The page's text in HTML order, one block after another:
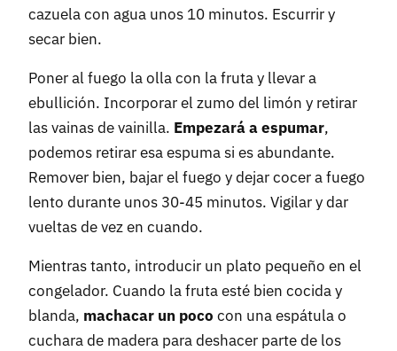
cazuela con agua unos 10 minutos. Escurrir y
secar bien.
Poner al fuego la olla con la fruta y llevar a
ebullición. Incorporar el zumo del limón y retirar
las vainas de vainilla. Empezará a espumar,
podemos retirar esa espuma si es abundante.
Remover bien, bajar el fuego y dejar cocer a fuego
lento durante unos 30-45 minutos. Vigilar y dar
vueltas de vez en cuando.
Mientras tanto, introducir un plato pequeño en el
congelador. Cuando la fruta esté bien cocida y
blanda, machacar un poco con una espátula o
cuchara de madera para deshacer parte de los